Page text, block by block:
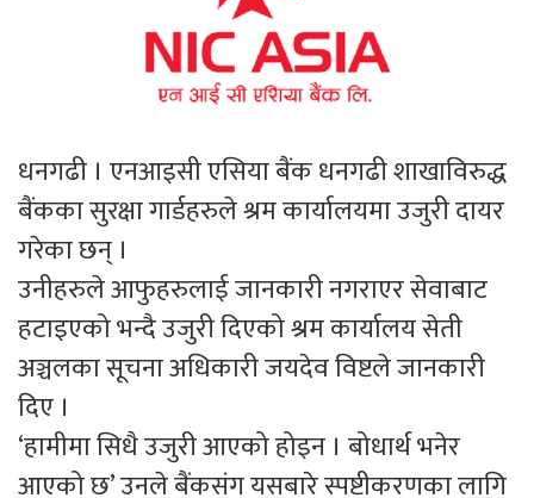
धनगढी । एनआइसी एसिया बैंक धनगढी शाखाविरुद्ध
बैंकका सुरक्षा गार्डहरुले श्रम कार्यालयमा उजुरी दायर
गरेका छन् ।
उनीहरुले आफुहरुलाई जानकारी नगराएर सेवाबाट
हटाइएको भन्दै उजुरी दिएको श्रम कार्यालय सेती
अञ्चलका सूचना अधिकारी जयदेव विष्टले जानकारी
दिए ।
‘हामीमा सिधै उजुरी आएको होइन । बोधार्थ भनेर
आएको छ’ उनले बैंकसंग यसबारे स्पष्टीकरणका लागि